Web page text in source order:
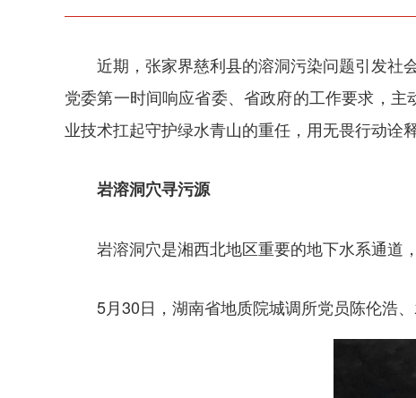
近期，张家界慈利县的溶洞污染问题引发社
党委第一时间响应省委、省政府的工作要求，
业技术扛起守护绿水青山的重任，用无畏行动诠
岩溶洞穴寻污源‌
岩溶洞穴是湘西北地区重要的地下水系通道
5月30日，湖南省地质院城调所党员陈伦浩